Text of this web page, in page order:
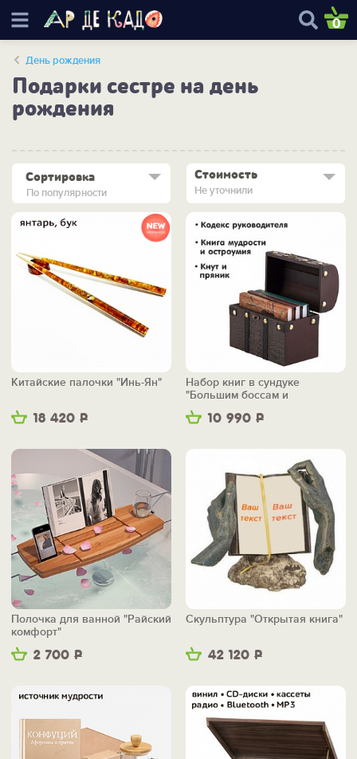
0
День рождения
Подарки сестре на день
рождения
По популярности
Сортировка Стоимость
Не уточнили
18 420 Р
Китайские палочки "Инь-Ян"
10 990 Р
Набор книг в сундуке
"Большим боссам и
маленьким"
2 700 Р
Полочка для ванной "Райский
комфорт"
42 120 Р
Скульптура "Открытая книга"